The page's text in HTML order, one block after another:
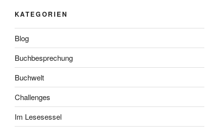
KATEGORIEN
Blog
Buchbesprechung
Buchwelt
Challenges
Im Lesesessel